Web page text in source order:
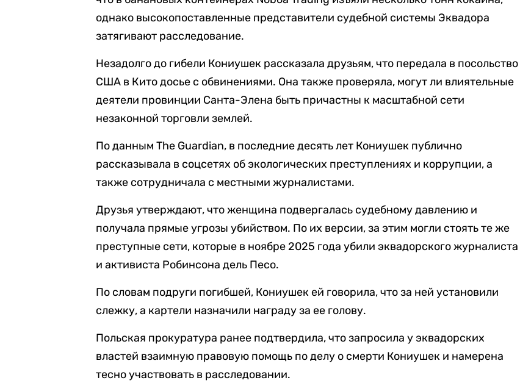
однако высокопоставленные представители судебной системы Эквадора
затягивают расследование.
Незадолго до гибели Кониушек рассказала друзьям, что передала в посольство
США в Кито досье с обвинениями. Она также проверяла, могут ли влиятельные
деятели провинции Санта-Элена быть причастны к масштабной сети
незаконной торговли землей.
По данным The Guardian, в последние десять лет Кониушек публично
рассказывала в соцсетях об экологических преступлениях и коррупции, а
также сотрудничала с местными журналистами.
Друзья утверждают, что женщина подвергалась судебному давлению и
получала прямые угрозы убийством. По их версии, за этим могли стоять те же
преступные сети, которые в ноябре 2025 года убили эквадорского журналиста
и активиста Робинсона дель Песо.
По словам подруги погибшей, Кониушек ей говорила, что за ней установили
слежку, а картели назначили награду за ее голову.
Польская прокуратура ранее подтвердила, что запросила у эквадорских
властей взаимную правовую помощь по делу о смерти Кониушек и намерена
тесно участвовать в расследовании.